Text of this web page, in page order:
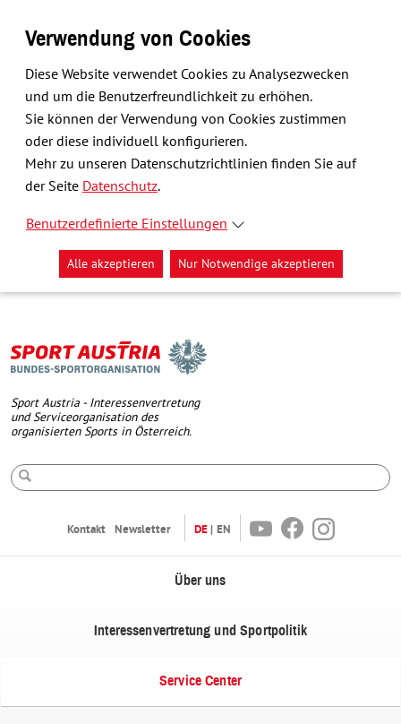
Verwendung von Cookies
Diese Website verwendet Cookies zu Analysezwecken
und um die Benutzerfreundlichkeit zu erhöhen.
Sie können der Verwendung von Cookies zustimmen
oder diese individuell konfigurieren.
Mehr zu unseren Datenschutzrichtlinien finden Sie auf
der Seite Datenschutz.
Benutzerdefinierte Einstellungen
Alle akzeptieren Nur Notwendige akzeptieren
Sport Austria - Interessenvertretung
und Serviceorganisation des
organisierten Sports in Österreich.
Kontakt Newsletter DE EN YoutubeFacebookInstagram
Über uns
Interessenvertretung und Sportpolitik
Service Center